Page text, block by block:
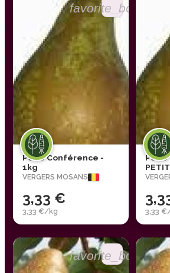
favorite_border
Poire Conférence -
1kg
VERGERS MOSANS
3,33 €
3,33 €/kg
Poire
3,33
favorite_border